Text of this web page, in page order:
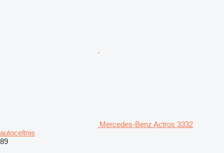
Mercedes-Benz Actros 3332
autoceltnis
89